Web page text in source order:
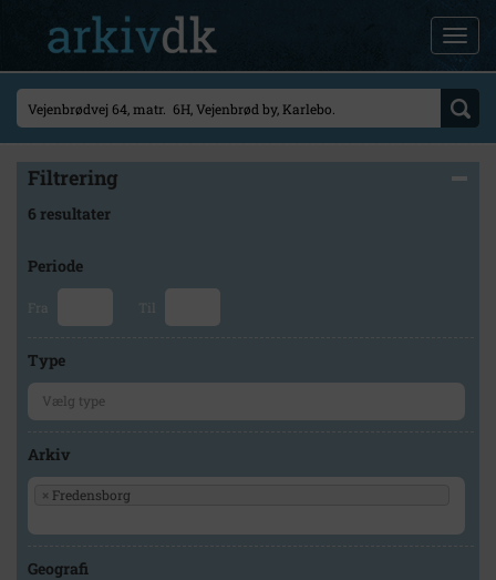
Filtrering
6 resultater
Periode
Fra Til
Type
Arkiv
× Fredensborg
Geografi